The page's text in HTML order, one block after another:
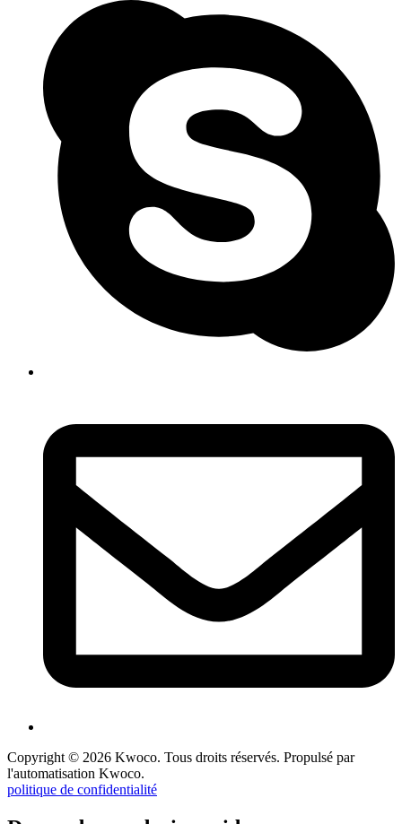
Copyright © 2026 Kwoco. Tous droits réservés. Propulsé par
l'automatisation Kwoco.
politique de confidentialité